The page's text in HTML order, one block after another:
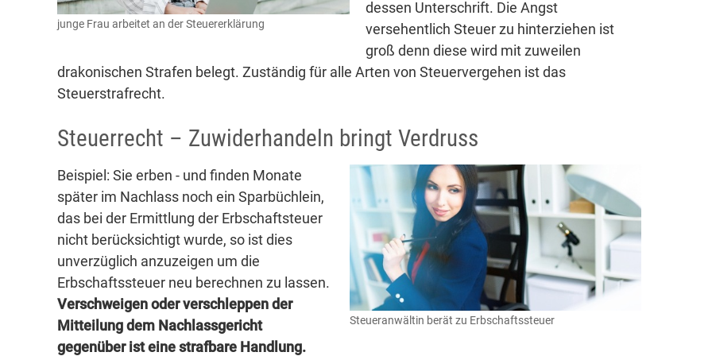
junge Frau arbeitet an der Steuererklärung
dessen Unterschrift. Die Angst
versehentlich Steuer zu hinterziehen ist
groß denn diese wird mit zuweilen
drakonischen Strafen belegt. Zuständig für alle Arten von Steuervergehen ist das
Steuerstrafrecht.
Steuerrecht – Zuwiderhandeln bringt Verdruss
Steueranwältin berät zu Erbschaftssteuer
Beispiel: Sie erben - und finden Monate
später im Nachlass noch ein Sparbüchlein,
das bei der Ermittlung der Erbschaftsteuer
nicht berücksichtigt wurde, so ist dies
unverzüglich anzuzeigen um die
Erbschaftssteuer neu berechnen zu lassen.
Verschweigen oder verschleppen der
Mitteilung dem Nachlassgericht
gegenüber ist eine strafbare Handlung.